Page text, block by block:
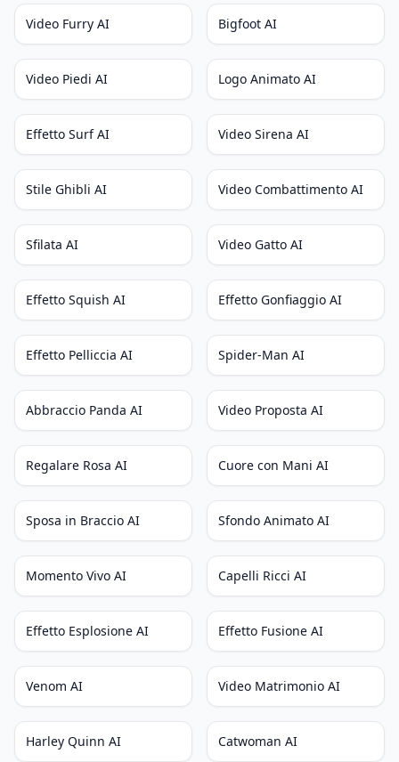
Video Furry AI Bigfoot AI
Video Piedi AI Logo Animato AI
Effetto Surf AI Video Sirena AI
Stile Ghibli AI Video Combattimento AI
Sfilata AI Video Gatto AI
Effetto Squish AI Effetto Gonfiaggio AI
Effetto Pelliccia AI Spider-Man AI
Abbraccio Panda AI Video Proposta AI
Regalare Rosa AI Cuore con Mani AI
Sposa in Braccio AI Sfondo Animato AI
Momento Vivo AI Capelli Ricci AI
Effetto Esplosione AI Effetto Fusione AI
Venom AI Video Matrimonio AI
Harley Quinn AI Catwoman AI